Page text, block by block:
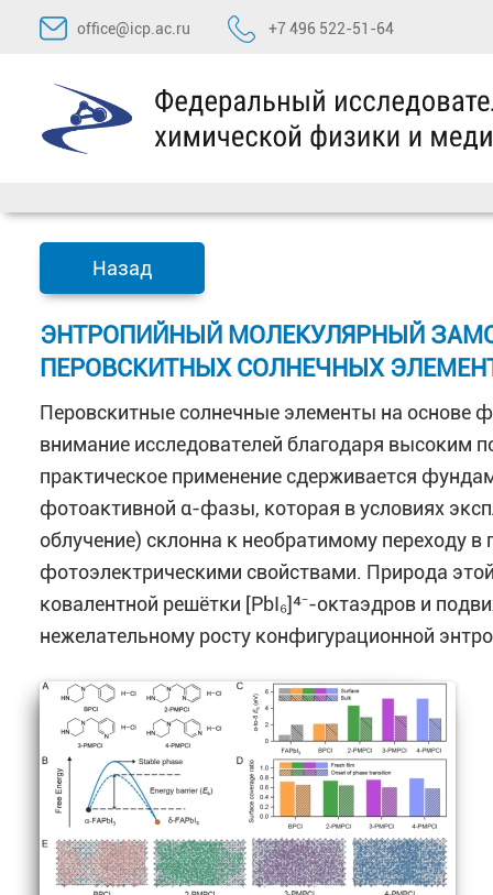
Перейти
содержимому
office@icp.ac.ru +7 496 522-51-64
Назад
ЭНТРОПИЙНЫЙ МОЛЕКУЛЯРНЫЙ
ПЕРОВСКИТНЫХ СОЛНЕЧНЫХ
Перовскитные солнечные элементы на основе
внимание исследователей благодаря высоким
практическое применение сдерживается
фотоактивной α-фазы, которая в условиях
облучение) склонна к необратимому
фотоэлектрическими свойствами. Природа
ковалентной решётки [PbI₆]⁴⁻-октаэдров и
нежелательному росту конфигурационной